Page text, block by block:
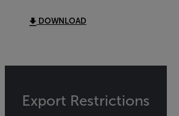
DOWNLOAD
Export Restrictions